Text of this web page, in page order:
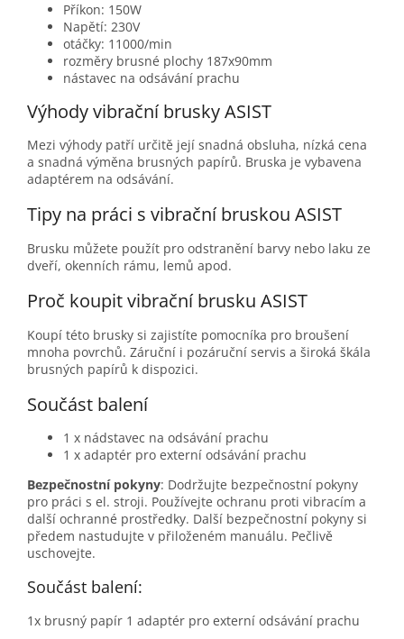
Příkon: 150W
Napětí: 230V
otáčky: 11000/min
rozměry brusné plochy 187x90mm
nástavec na odsávání prachu
Výhody vibrační brusky ASIST
Mezi výhody patří určitě její snadná obsluha, nízká cena
a snadná výměna brusných papírů. Bruska je vybavena
adaptérem na odsávání.
Tipy na práci s vibrační bruskou ASIST
Brusku můžete použít pro odstranění barvy nebo laku ze
dveří, okenních rámu, lemů apod.
Proč koupit vibrační brusku ASIST
Koupí této brusky si zajistíte pomocníka pro broušení
mnoha povrchů. Záruční i pozáruční servis a široká škála
brusných papírů k dispozici.
Součást balení
1 x nádstavec na odsávání prachu
1 x adaptér pro externí odsávání prachu
Bezpečnostní pokyny: Dodržujte bezpečnostní pokyny
pro práci s el. stroji. Používejte ochranu proti vibracím a
další ochranné prostředky. Další bezpečnostní pokyny si
předem nastudujte v přiloženém manuálu. Pečlivě
uschovejte.
Součást balení:
1x brusný papír 1 adaptér pro externí odsávání prachu